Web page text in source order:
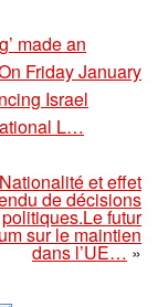
made an
Friday January
Israel
L…
Nationalité et effet
de décisions
politiques.Le futur
sur le maintien
dans l’UE…»